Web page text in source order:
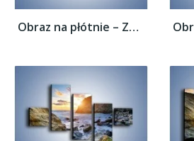
Obraz na płótnie – Zakaz kąpieli –...